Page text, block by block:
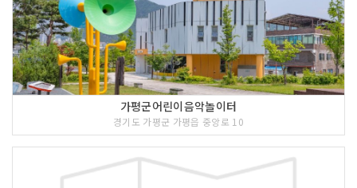
가평군어린이음악놀이터
경기도 가평군 가평읍 중앙로 10